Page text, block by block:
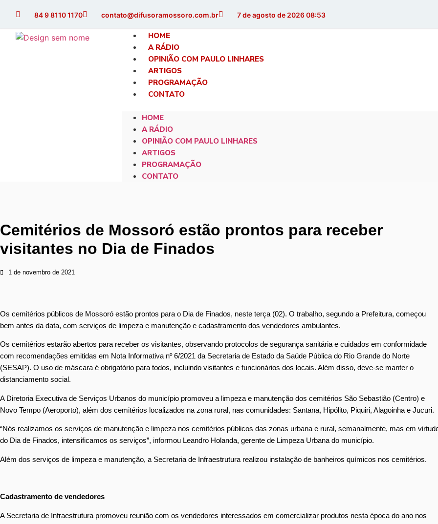
84 9 8110 1170 contato@difusoramossoro.com.br 7 de agosto de 2026 08:53
HOME
A RÁDIO
OPINIÃO COM PAULO LINHARES
ARTIGOS
PROGRAMAÇÃO
CONTATO
HOME
A RÁDIO
OPINIÃO COM PAULO LINHARES
ARTIGOS
PROGRAMAÇÃO
CONTATO
Cemitérios de Mossoró estão prontos para receber
visitantes no Dia de Finados
1 de novembro de 2021
Os cemitérios públicos de Mossoró estão prontos para o Dia de Finados, neste terça (02). O trabalho, segundo a Prefeitura, começou
bem antes da data, com serviços de limpeza e manutenção e cadastramento dos vendedores ambulantes.
Os cemitérios estarão abertos para receber os visitantes, observando protocolos de segurança sanitária e cuidados em conformidade
com recomendações emitidas em Nota Informativa nº 6/2021 da Secretaria de Estado da Saúde Pública do Rio Grande do Norte
(SESAP). O uso de máscara é obrigatório para todos, incluindo visitantes e funcionários dos locais. Além disso, deve-se manter o
distanciamento social.
A Diretoria Executiva de Serviços Urbanos do município promoveu a limpeza e manutenção dos cemitérios São Sebastião (Centro) e
Novo Tempo (Aeroporto), além dos cemitérios localizados na zona rural, nas comunidades: Santana, Hipólito, Piquiri, Alagoinha e Jucuri.
“Nós realizamos os serviços de manutenção e limpeza nos cemitérios públicos das zonas urbana e rural, semanalmente, mas em
do Dia de Finados, intensificamos os serviços”, informou Leandro Holanda, gerente de Limpeza Urbana do município.
Além dos serviços de limpeza e manutenção, a Secretaria de Infraestrutura realizou instalação de banheiros químicos nos cemitérios.
Cadastramento de vendedores
A Secretaria de Infraestrutura promoveu reunião com os vendedores interessados em comercializar produtos nesta época do ano nos